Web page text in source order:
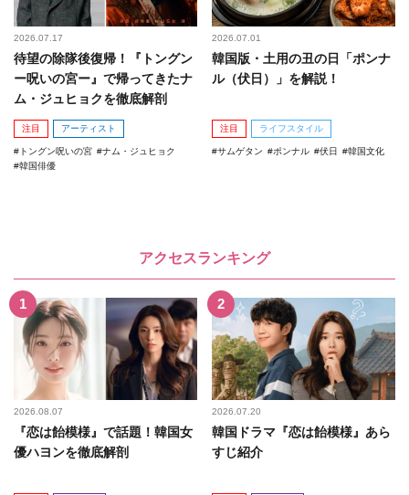
2026.07.17
待望の除隊後復帰！『トングン
ー呪いの宮ー』で帰ってきたナ
ム・ジュヒョクを徹底解剖
注目 アーティスト
トングン呪いの宮
ナム・ジュヒョク
韓国俳優
2026.07.01
韓国版・土用の丑の日「ポンナ
ル（伏日）」を解説！
注目 ライフスタイル
サムゲタン ポンナル 伏日 韓国文化
アクセスランキング
2026.08.07
『恋は飴模様』で話題！韓国女
優ハヨンを徹底解剖
2026.07.20
韓国ドラマ『恋は飴模様』あら
すじ紹介